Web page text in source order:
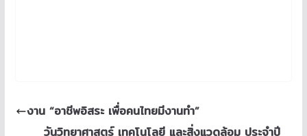
งาน “อาชีพอิสระ เพื่อคนไทยมีงานทำ”
วันวิทยาศาสตร์ เทคโนโลยี และสิ่งแวดล้อม ประจำปี